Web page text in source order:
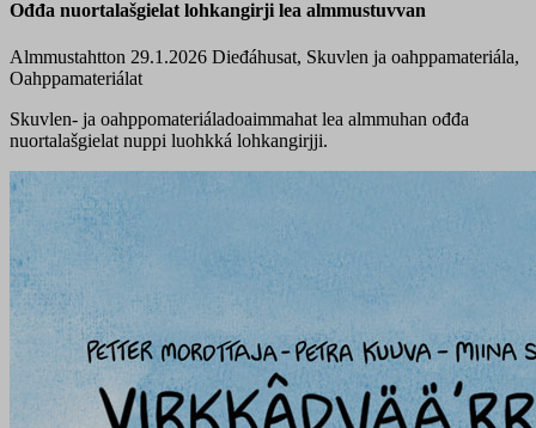
Ođđa nuortalašgielat lohkangirji lea almmustuvvan
Almmustahtton 29.1.2026 Dieđáhusat, Skuvlen ja oahppamateriála,
Oahppamateriálat
Skuvlen- ja oahppomateriáladoaimmahat lea almmuhan ođđa
nuortalašgielat nuppi luohkká lohkangirjji.